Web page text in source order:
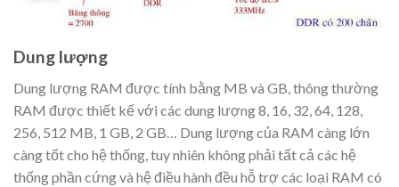
Dung lượng
Dung lượng RAM được tính bằng MB và GB, thông thường
RAM được thiết kế với các dung lượng 8, 16, 32, 64, 128,
256, 512 MB, 1 GB, 2 GB… Dung lượng của RAM càng lớn
càng tốt cho hệ thống, tuy nhiên không phải tất cả các hệ
thống phần cứng và hệ điều hành đều hỗ trợ các loại RAM có